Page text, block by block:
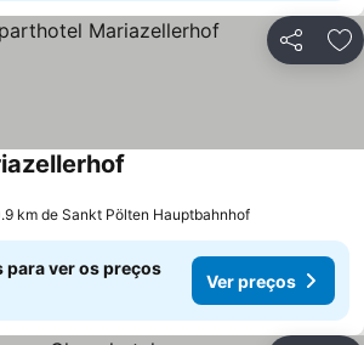
Partilhar
km de Sankt Pölten Hauptbahnhof
para ver os preços
Ver preços